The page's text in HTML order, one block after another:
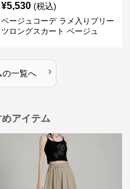
¥5,530 (税込)
ベージュコーデ ラメ入りプリー
ツロングスカート ベージュ
の一覧へ ›
アイテム